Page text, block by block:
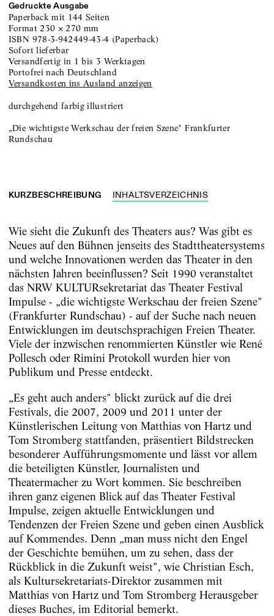
Gedruckte Ausgabe
Paperback mit 144 Seiten
Format230 ×270 mm
ISBN 978-3-942449-43-4 (Paperback)
sofort lieferbar
versandfertig in 1 bis 3 Werktagen
portofrei nach Deutschland
Versandkosten ins Ausland anzeigen
durchgehend farbig illustriert
„Die wichtigste Werkschau der freien Szene" Frankfurter
Rundschau
KURZBESCHREIBUNG INHALTSVERZEICHNIS
Wie sieht die Zukunft des Theaters aus? Was gibt es
Neues auf den Bühnen jenseits des Stadttheatersystems
und welche Innovationen werden das Theater in den
nächsten Jahren beeinflussen? Seit 1990 veranstaltet
das NRW KULTURsekretariat das Theater Festival
Impulse - „die wichtigste Werkschau der freien Szene"
(Frankfurter Rundschau) - auf der Suche nach neuen
Entwicklungen im deutschsprachigen Freien Theater.
Viele der inzwischen renommierten Künstler wie René
Pollesch oder Rimini Protokoll wurden hier von
Publikum und Presse entdeckt.
„Es geht auch anders" blickt zurück auf die drei
Festivals, die 2007, 2009 und 2011 unter der
Künstlerischen Leitung von Matthias von Hartz und
Tom Stromberg stattfanden, präsentiert Bildstrecken
besonderer Aufführungsmomente und lässt vor allem
die beteiligten Künstler, Journalisten und
Theatermacher zu Wort kommen. Sie beschreiben
ihren ganz eigenen Blick auf das Theater Festival
Impulse, zeigen aktuelle Entwicklungen und
Tendenzen der Freien Szene und geben einen Ausblick
auf Kommendes. Denn „man muss nicht den Engel
der Geschichte bemühen, um zu sehen, dass der
Rückblick in die Zukunft weist", wie Christian Esch,
als Kultursekretariats-Direktor zusammen mit
Matthias von Hartz und Tom Stromberg Herausgeber
dieses Buches, im Editorial bemerkt.